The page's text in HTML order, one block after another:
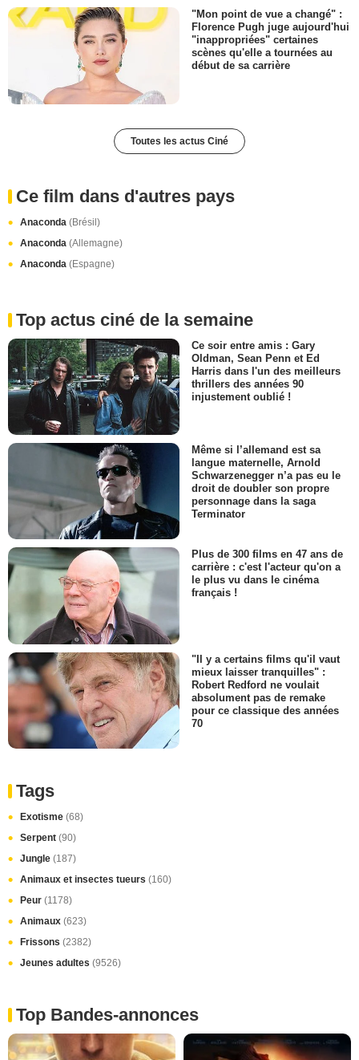
"Mon point de vue a changé" :
Florence Pugh juge aujourd'hui
"inappropriées" certaines
scènes qu'elle a tournées au
début de sa carrière
Toutes les actus Ciné
Ce film dans d'autres pays
Anaconda (Brésil)
Anaconda (Allemagne)
Anaconda (Espagne)
Top actus ciné de la semaine
Ce soir entre amis : Gary
Oldman, Sean Penn et Ed
Harris dans l'un des meilleurs
thrillers des années 90
injustement oublié !
Même si l’allemand est sa
langue maternelle, Arnold
Schwarzenegger n’a pas eu le
droit de doubler son propre
personnage dans la saga
Terminator
Plus de 300 films en 47 ans de
carrière : c'est l'acteur qu'on a
le plus vu dans le cinéma
français !
"Il y a certains films qu'il vaut
mieux laisser tranquilles" :
Robert Redford ne voulait
absolument pas de remake
pour ce classique des années
70
Tags
Exotisme (68)
Serpent (90)
Jungle (187)
Animaux et insectes tueurs (160)
Peur (1178)
Animaux (623)
Frissons (2382)
Jeunes adultes (9526)
Top Bandes-annonces